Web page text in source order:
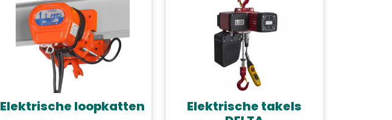
Elektrische loopkatten
Elektrische takels